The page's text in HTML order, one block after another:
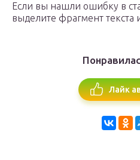
Если вы нашли ошибку в
выделите фрагмент текста
Лайк